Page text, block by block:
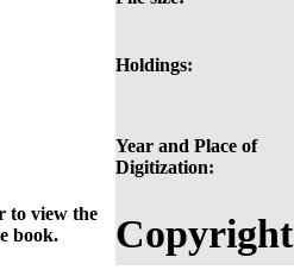
Holdings:
Year and Place of
Digitization:
to view the
book.